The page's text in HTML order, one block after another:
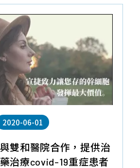
2020-06-01
雙和醫院合作，提供治
治療covid-19重症患者